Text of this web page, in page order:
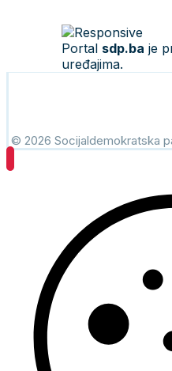
Portal sdp.ba je
uređajima.
© 2026 Socijaldemokratska